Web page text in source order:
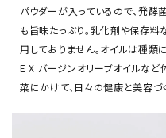
パウダーが入っているので、発酵
も旨味たっぷり。乳化剤や保存
用しておりません。オイルは種類
E X バージンオリーブオイルな
菜にかけて、日々の健康と美容づ